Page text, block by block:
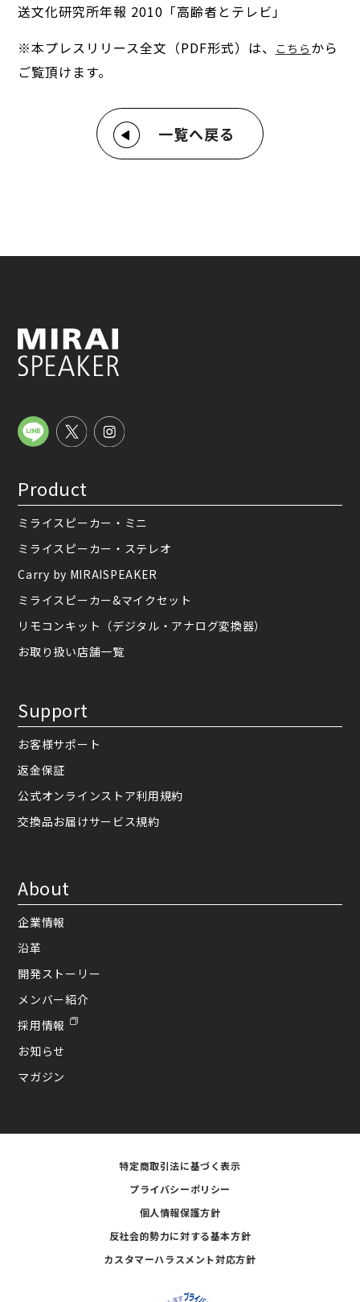
送文化研究所年報 2010「高齢者とテレビ」
※本プレスリリース全文（PDF形式）は、
こちら から
ご覧頂けます。
一覧へ戻る
Product
ミライスピーカー・ミニ
ミライスピーカー・ステレオ
Carry by MIRAISPEAKER
ミライスピーカー&マイクセット
リモコンキット（デジタル・アナログ変換器）
お取り扱い店舗一覧
Support
お客様サポート
返金保証
公式オンラインストア利用規約
交換品お届けサービス規約
About
企業情報
沿革
開発ストーリー
メンバー紹介
採用情報
お知らせ
マガジン
特定商取引法に基づく表示
プライバシーポリシー
個人情報保護方針
反社会的勢力に対する基本方針
カスタマーハラスメント対応方針